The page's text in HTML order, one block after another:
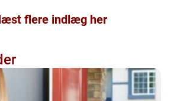
flere indlæg her